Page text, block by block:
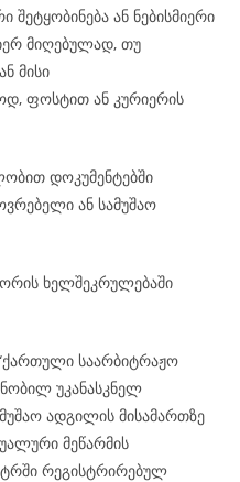
შეტყობინება ან ნებისმიერი
მიღებულად, თუ
მისი
ფოსტით ან კურიერის
დოკუმენტებში
ან სამუშაო
ხელშეკრულებაში
საარბიტრაჟო
უკანასკნელ
ადგილის მისამართზე
მეწარმის
რეგისტრირებულ